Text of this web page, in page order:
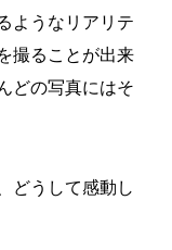
ようなリアリテ
撮ることが出来
どの写真にはそ
どうして感動し